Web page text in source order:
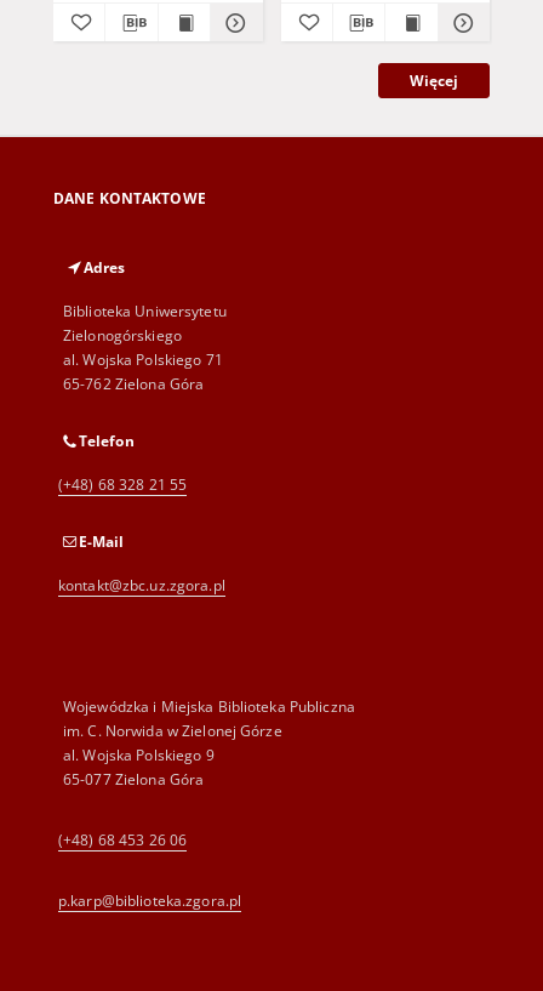
Więcej
DANE KONTAKTOWE
Adres
Biblioteka Uniwersytetu
Zielonogórskiego
al. Wojska Polskiego 71
65-762 Zielona Góra
Telefon
(+48) 68 328 21 55
E-Mail
kontakt@zbc.uz.zgora.pl
Wojewódzka i Miejska Biblioteka Publiczna
im. C. Norwida w Zielonej Górze
al. Wojska Polskiego 9
65-077 Zielona Góra
(+48) 68 453 26 06
p.karp@biblioteka.zgora.pl